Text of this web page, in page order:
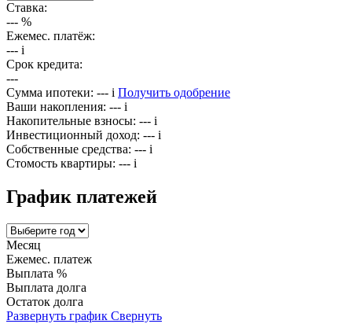
Ставка:
--- %
Ежемес. платёж:
--- i
Срок кредита:
---
Сумма ипотеки: --- i Получить одобрение
Ваши накопления: --- i
Накопительные взносы: --- i
Инвестиционный доход: --- i
Собственные средства: --- i
Стомость квартиры: --- i
График платежей
Месяц
Ежемес. платеж
Выплата %
Выплата долга
Остаток долга
Развернуть график Свернуть